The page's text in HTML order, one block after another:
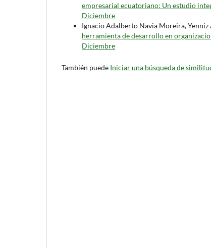
empresarial ecuatoriano: Un estudio
Diciembre
Ignacio Adalberto Navia Moreira,
herramienta de desarrollo en
Diciembre
También puede Iniciar una búsqueda de